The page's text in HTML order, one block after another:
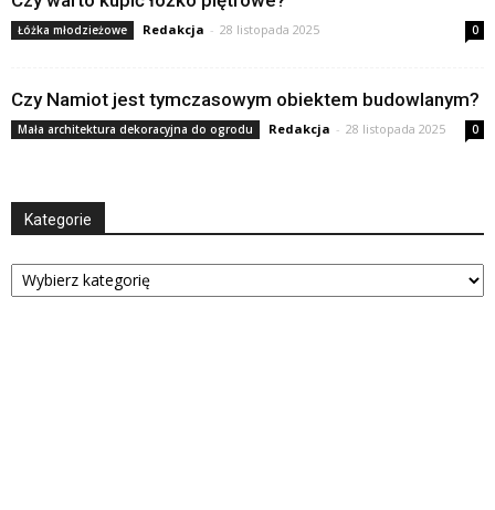
Łóżka młodzieżowe Redakcja - 28 listopada 2025 0
Czy Namiot jest tymczasowym obiektem budowlanym?
Mała architektura dekoracyjna do ogrodu Redakcja - 28 listopada 2025 0
Kategorie
Kategorie